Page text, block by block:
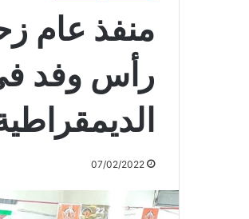
منفذ عام
رأس وفد في
07/02/2022